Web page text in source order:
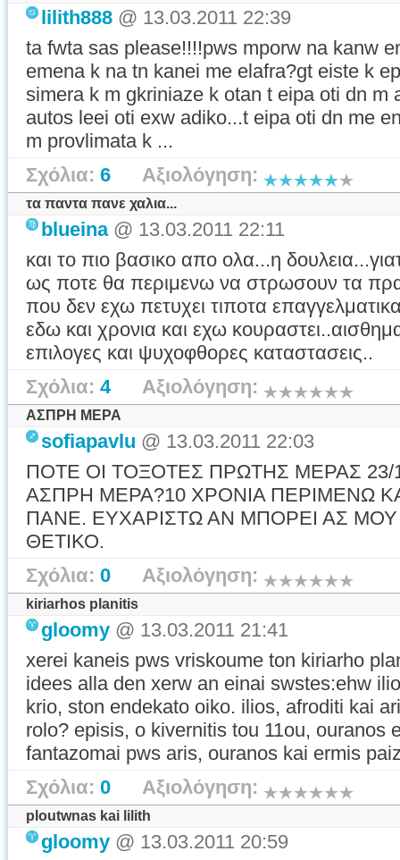
lilith888 @ 13.03.2011 22:39
ta fwta sas please!!!!pws mporw na kanw
emena k na tn kanei me elafra?gt eiste k
simera k m gkriniaze k otan t eipa oti dn m
autos leei oti exw adiko...t eipa oti dn me
m provlimata k ...
Σχόλια: 6 Αξιολόγηση:
τα παντα πανε χαλια...
blueina@ 13.03.2011 22:11
και το πιο βασικο απο ολα...η
ως ποτε θα περιμενω να στρωσουν τα
που δεν εχω πετυχει τιποτα
εδω και χρονια και εχω
επιλογες και ψυχοφθορες καταστασεις..
Σχόλια: 4Αξιολόγηση:
ΑΣΠΡΗ ΜΕΡΑ
sofiapavlu @ 13.03.2011 22:03
ΠΟΤΕ ΟΙ ΤΟΞΟΤΕΣ ΠΡΩΤΗΣ ΜΕΡΑΣ 23/
ΑΣΠΡΗ ΜΕΡΑ?10 ΧΡΟΝΙΑ ΠΕΡΙΜΕΝΩ
ΠΑΝΕ. ΕΥΧΑΡΙΣΤΩ ΑΝ ΜΠΟΡΕΙ ΑΣ ΜΟΥ
ΘΕΤΙΚΟ.
Σχόλια: 0 Αξιολόγηση:
kiriarhos planitis
gloomy @ 13.03.2011 21:41
xerei kaneis pws vriskoume ton kiriarho
idees alla den xerw an einai swstes:ehw
krio, ston endekato oiko. ilios, afroditi kai
rolo? episis, o kivernitis tou 11ou, ouranos
fantazomai pws aris, ouranos kai ermis
Σχόλια: 0 Αξιολόγηση:
ploutwnas kai lilith
gloomy @ 13.03.2011 20:59